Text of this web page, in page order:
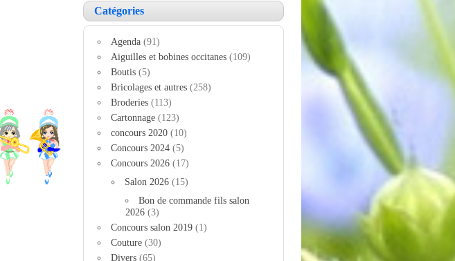
Catégories
Agenda (91)
Aiguilles et bobines occitanes (109)
Boutis (5)
Bricolages et autres (258)
Broderies (113)
Cartonnage (123)
concours 2020 (10)
Concours 2024 (5)
Concours 2026 (17)
Salon 2026 (15)
Bon de commande fils salon
2026 (3)
Concours salon 2019 (1)
Couture (30)
Divers (65)